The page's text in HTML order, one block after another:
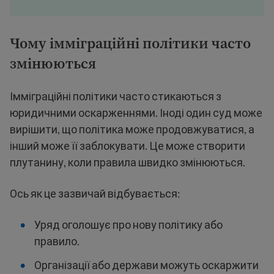
Чому імміграційні політики часто
змінюються
Імміграційні політики часто стикаються з
юридичними оскарженнями. Іноді один суд може
вирішити, що політика може продовжуватися, а
інший може її заблокувати. Це може створити
плутанину, коли правила швидко змінюються.
Ось як це зазвичай відбувається:
Уряд оголошує про нову політику або
правило.
Організації або держави можуть оскаржити